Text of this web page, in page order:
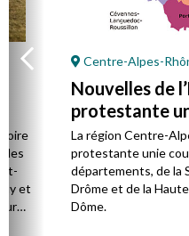
et
Centre-Alpes-
Nouvelles de
protestante
Centre-Alpes-
La région Centre-
protestante unie
départements, de la
Drôme et de la
Dôme.